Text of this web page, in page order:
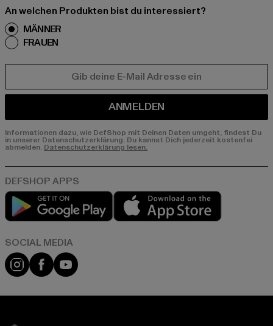
An welchen Produkten bist du interessiert?
MÄNNER
FRAUEN
ANMELDEN
Informationen dazu, wie DefShop mit Deinen Daten umgeht, findest Du
in unserer Datenschutzerklärung. Du kannst Dich jederzeit kostenfei
abmelden. Datenschutzerklärung lesen.
Play market
Instagram
FacebookYouTube